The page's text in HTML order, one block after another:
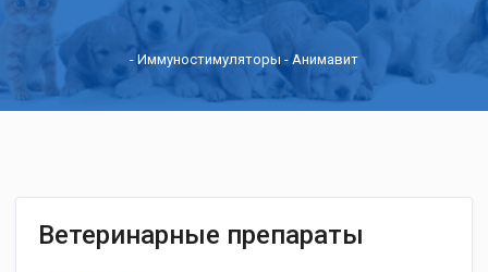
- Иммуностимуляторы - Анимавит
Ветеринарные препараты